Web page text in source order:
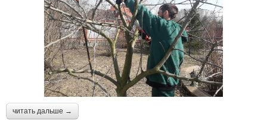
читать дальше →